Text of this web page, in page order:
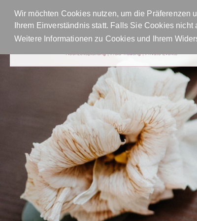
Wir möchten Cookies nutzen, um die Präferenzen
Ihrem Einverständnis statt. Falls Sie Cookies
Weitere Informationen zu Cookies und Ihrem